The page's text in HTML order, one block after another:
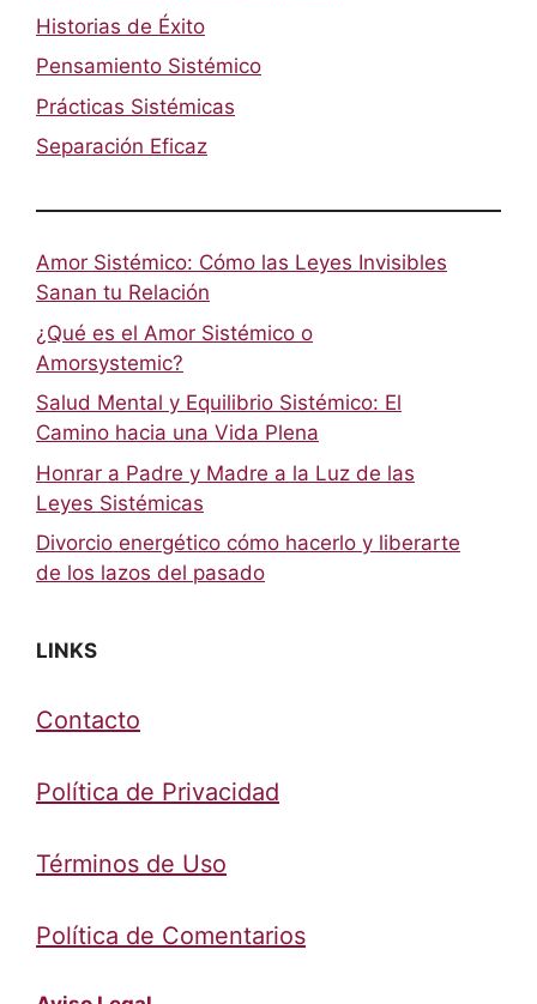
Historias de Éxito
Pensamiento Sistémico
Prácticas Sistémicas
Separación Eficaz
Amor Sistémico: Cómo las Leyes Invisibles
Sanan tu Relación
¿Qué es el Amor Sistémico o
Amorsystemic?
Salud Mental y Equilibrio Sistémico: El
Camino hacia una Vida Plena
Honrar a Padre y Madre a la Luz de las
Leyes Sistémicas
Divorcio energético cómo hacerlo y liberarte
de los lazos del pasado
LINKS
Contacto
Política de Privacidad
Términos de Uso
Política de Comentarios